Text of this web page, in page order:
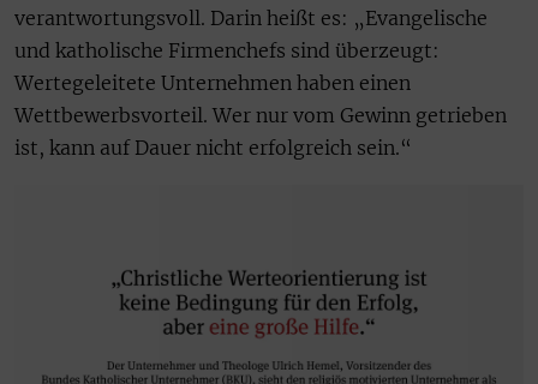
verantwortungsvoll. Darin heißt es: „Evangelische
und katholische Firmenchefs sind überzeugt:
Wertegeleitete Unternehmen haben einen
Wettbewerbsvorteil. Wer nur vom Gewinn getrieben
ist, kann auf Dauer nicht erfolgreich sein.“